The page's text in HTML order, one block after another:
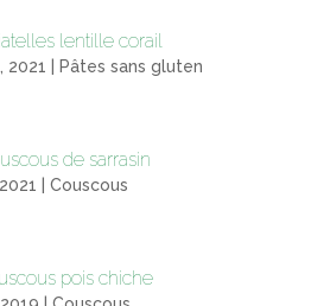
lentille corail
2021 Pâtes sans gluten
de sarrasin
Couscous
pois chiche